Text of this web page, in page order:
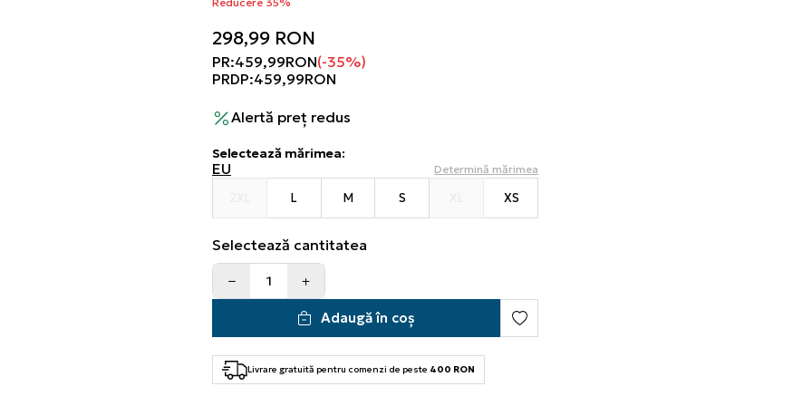
298,99 RON
PR:459,99RON(-35%)
PRDP:459,99RON
Alertă preț redus
Selectează mărimea:
EU Determină mărimea
L M S XS
Selectează cantitatea
Adaugă în coș
Livrare gratuită pentru comenzi de peste 400 RON